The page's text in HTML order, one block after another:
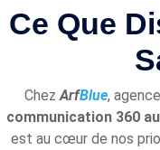
Ce Que
ChezArfBlue,
communication 360
est au cœur de nos